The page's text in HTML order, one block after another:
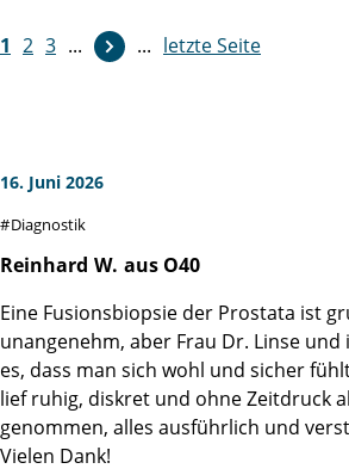
1 2 3 ... ... letzte Seite
16. Juni 2026
Diagnostik
Reinhard W. aus O40
Eine Fusionsbiopsie der Prostata ist
unangenehm, aber Frau Dr. Linse
es, dass man sich wohl und sicher
lief ruhig, diskret und ohne Zeitdruck
genommen, alles ausführlich und
Vielen Dank!